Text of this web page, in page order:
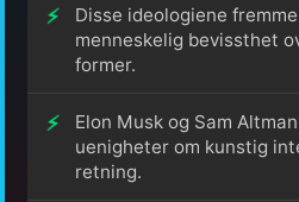
Disse ideologiene
menneskelig bevissthet
former.
Elon Musk og Sam
uenigheter om kunstig
retning.